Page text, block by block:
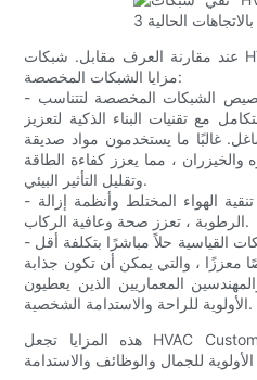
عند مقارنة العرف مقابل. شبكات HVAC القياسية ، تظهر العديد من
مزايا الشبكات المخصصة:
- الشبكات المخصصة لتتناسب
مع تقنيات البناء الذكية لتعزيز
غالبًا ما يستخدمون مواد صديقة
والخيزران ، مما يعزز كفاءة الطاقة
وتقليل التأثير البيئي.
- الهواء المختلط وأنظمة إزالة
الرطوبة ، تعزز صحة وعافية الركاب.
- القياسية حلاً مباشرًا بتكلفة أقل
معززًا ، والتي يمكن أن تكون جذابة
المعماريين الذين يعطيون
الأولوية للراحة والاستدامة الشخصية.
هذه المزايا تجعل HVAC Custom HVAC خيارًا مقنعًا للمشاريع